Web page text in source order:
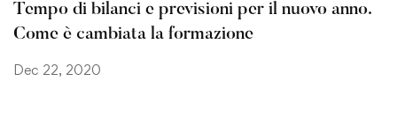
Tempo di bilanci e previsioni per il nuovo anno.
Come è cambiata la formazione
Dec 22, 2020